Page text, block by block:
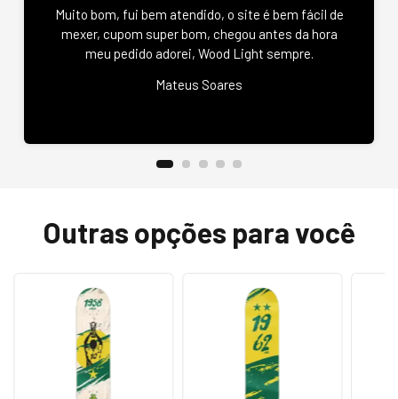
Muito bom, fui bem atendido, o site é bem fácil de
mexer, cupom super bom, chegou antes da hora
meu pedido adorei, Wood Light sempre.
Mateus Soares
Outras opções para você